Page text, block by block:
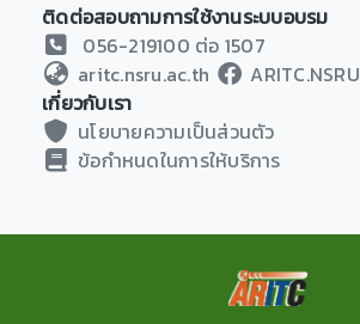
ติดต่อสอบถามการใช้งานระบบอบรม
056-219100 ต่อ 1507
aritc.nsru.ac.th
ARITC.NSRU
เกี่ยวกับเรา
นโยบายความเป็นส่วนตัว
ข้อกำหนดในการให้บริการ